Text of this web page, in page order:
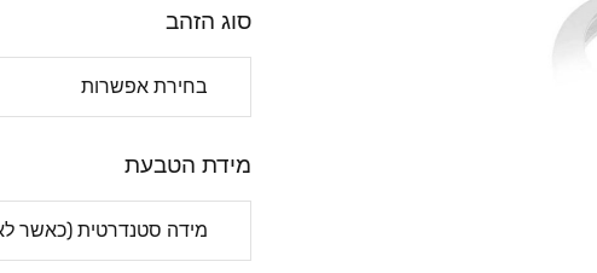
סוג הזהב
מידת הטבעת